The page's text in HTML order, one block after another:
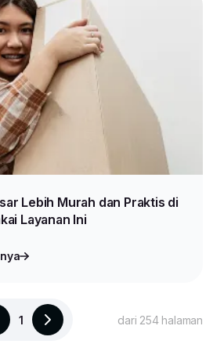
Lebih Murah dan Praktis di
Layanan Ini
1 dari 254 halaman